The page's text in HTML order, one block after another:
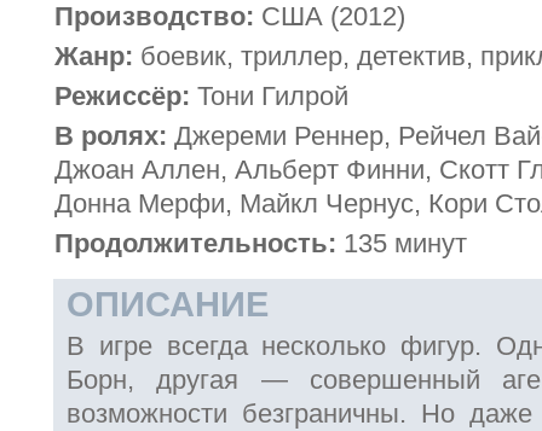
Производство: США (2012)
Жанр: боевик, триллер, детектив,
Режиссёр: Тони Гилрой
В ролях: Джереми Реннер, Рейчел
Джоан Аллен, Альберт Финни, Скотт
Донна Мерфи, Майкл Чернус, Кори
Продолжительность: 135 минут
ОПИСАНИЕ
В игре всегда несколько фигур.
Борн, другая — совершенный
возможности безграничны. Но